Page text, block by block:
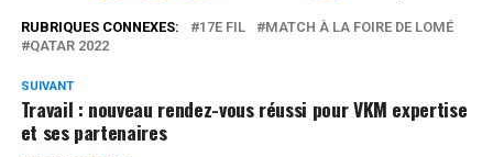
RUBRIQUES CONNEXES: 17E FIL
MATCH À LA FOIRE DE LOMÉ
QATAR 2022
SUIVANT
Travail : nouveau rendez-vous réussi pour VKM expertise
et ses partenaires